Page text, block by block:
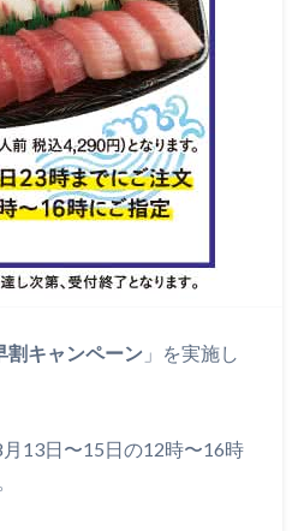
割キャンペーン 」を実施し
13日〜15日の12時〜16時